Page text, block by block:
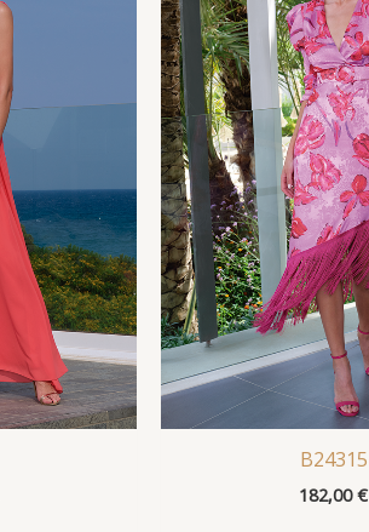
B24315
182,00€